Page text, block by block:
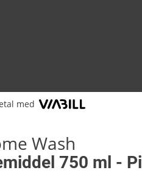
med
Wash
750 ml -